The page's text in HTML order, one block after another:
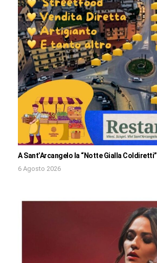
A Sant’Arcangelo la “Notte Gialla Coldiretti”
6 Agosto 2026